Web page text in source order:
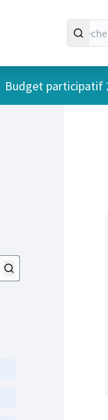
Budget participatif